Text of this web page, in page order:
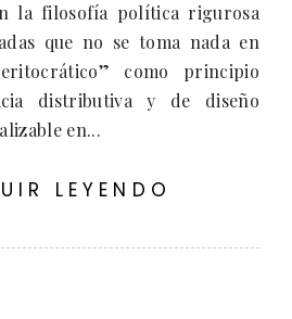
la filosofía política rigurosa
que no se toma nada en
como principio
distributiva y de diseño
en...
LEYENDO